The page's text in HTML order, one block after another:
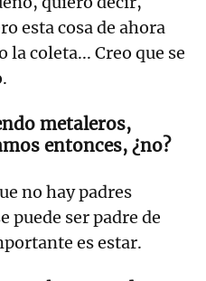
esta cosa de ahora
coleta... Creo que se
metaleros,
entonces, ¿no?
no hay padres
puede ser padre de
es estar.